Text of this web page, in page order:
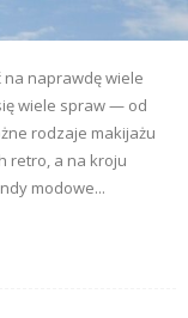
naprawdę wiele
wiele spraw — od
rodzaje makijażu
retro, a na kroju
modowe...